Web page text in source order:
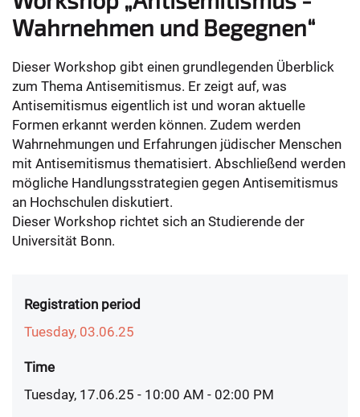
Wahrnehmen und Begegnen“
Dieser Workshop gibt einen grundlegenden Überblick
zum Thema Antisemitismus. Er zeigt auf, was
Antisemitismus eigentlich ist und woran aktuelle
Formen erkannt werden können. Zudem werden
Wahrnehmungen und Erfahrungen jüdischer Menschen
mit Antisemitismus thematisiert. Abschließend werden
mögliche Handlungsstrategien gegen Antisemitismus
an Hochschulen diskutiert.
Dieser Workshop richtet sich an Studierende der
Universität Bonn.
Registration period
Tuesday, 03.06.25
Time
Tuesday, 17.06.25 - 10:00 AM - 02:00 PM